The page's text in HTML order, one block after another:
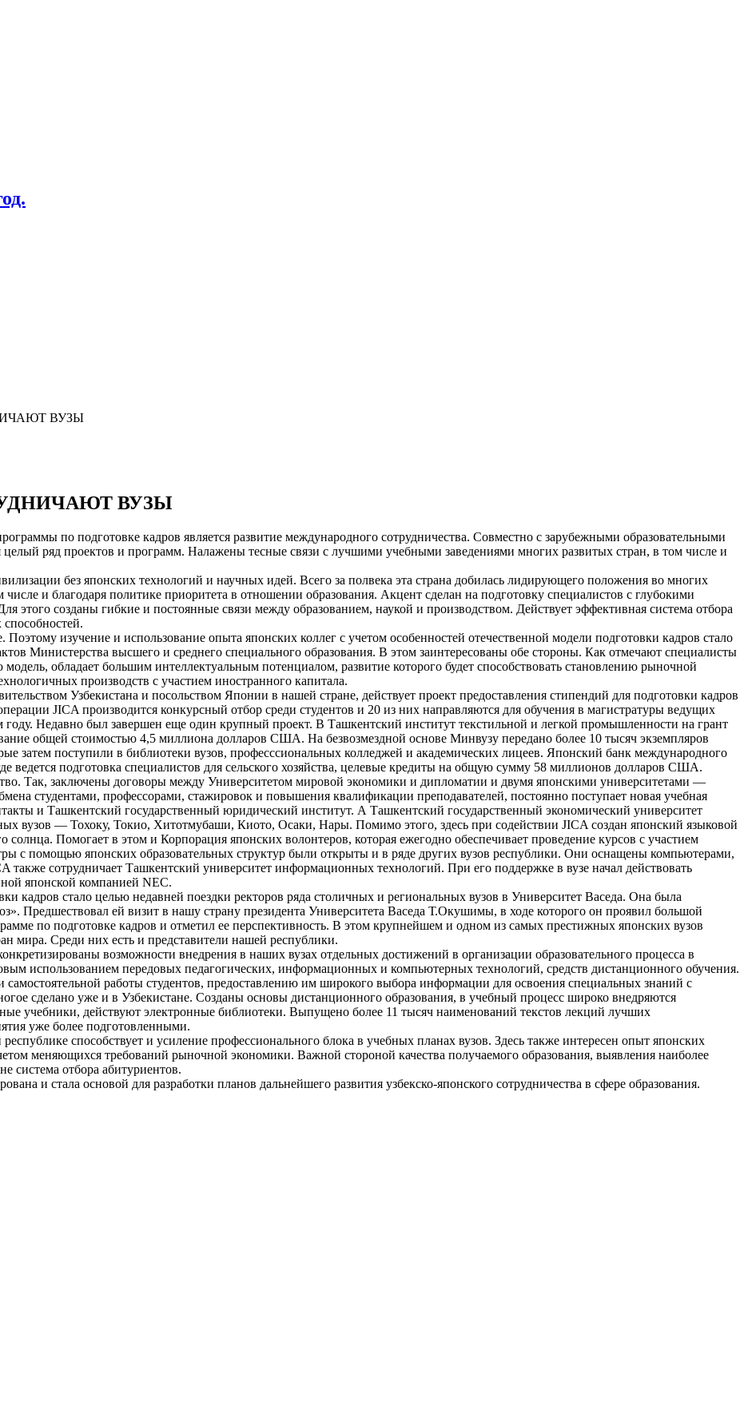
ВУЗЫ
ВУЗЫ
по подготовке кадров является развитие международного сотрудничества. Совместно с зарубежными образовательными
ряд проектов и программ. Налажены тесные связи с лучшими учебными заведениями многих развитых стран, в том числе и
без японских технологий и научных идей. Всего за полвека эта страна добилась лидирующего положения во многих
и благодаря политике приоритета в отношении образования. Акцент сделан на подготовку специалистов с глубокими
этого созданы гибкие и постоянные связи между образованием, наукой и производством. Действует эффективная система отбора
изучение и использование опыта японских коллег с учетом особенностей отечественной модели подготовки кадров стало
Министерства высшего и среднего специального образования. В этом заинтересованы обе стороны. Как отмечают специалисты
обладает большим интеллектуальным потенциалом, развитие которого будет способствовать становлению рыночной
производств с участием иностранного капитала.
Узбекистана и посольством Японии в нашей стране, действует проект предоставления стипендий для подготовки кадров
JICA производится конкурсный отбор среди студентов и 20 из них направляются для обучения в магистратуры ведущих
Недавно был завершен еще один крупный проект. В Ташкентский институт текстильной и легкой промышленности на грант
общей стоимостью 4,5 миллиона долларов США. На безвозмездной основе Минвузу передано более 10 тысяч экземпляров
затем поступили в библиотеки вузов, професссиональных колледжей и академических лицеев. Японский банк международного
ведется подготовка специалистов для сельского хозяйства, целевые кредиты на общую сумму 58 миллионов долларов США.
Так, заключены договоры между Университетом мировой экономики и дипломатии и двумя японскими университетами —
студентами, профессорами, стажировок и повышения квалификации преподавателей, постоянно поступает новая учебная
и Ташкентский государственный юридический институт. А Ташкентский государственный экономический университет
вузов — Тохоку, Токио, Хитотмубаши, Киото, Осаки, Нары. Помимо этого, здесь при содействии JICA создан японский языковой
солнца. Помогает в этом и Корпорация японских волонтеров, которая ежегодно обеспечивает проведение курсов с участием
с помощью японских образовательных структур были открыты и в ряде других вузов республики. Они оснащены компьютерами,
сотрудничает Ташкентский университет информационных технологий. При его поддержке в вузе начал действовать
японской компанией NEC.
кадров стало целью недавней поездки ректоров ряда столичных и региональных вузов в Университет Васеда. Она была
Предшествовал ей визит в нашу страну президента Университета Васеда Т.Окушимы, в ходе которого он проявил большой
по подготовке кадров и отметил ее перспективность. В этом крупнейшем и одном из самых престижных японских вузов
мира. Среди них есть и представители нашей республики.
возможности внедрения в наших вузах отдельных достижений в организации образовательного процесса в
использованием передовых педагогических, информационных и компьютерных технологий, средств дистанционного обучения.
самостоятельной работы студентов, предоставлению им широкого выбора информации для освоения специальных знаний с
сделано уже и в Узбекистане. Созданы основы дистанционного образования, в учебный процесс широко внедряются
учебники, действуют электронные библиотеки. Выпущено более 11 тысяч наименований текстов лекций лучших
уже более подготовленными.
способствует и усиление профессионального блока в учебных планах вузов. Здесь также интересен опыт японских
меняющихся требований рыночной экономики. Важной стороной качества получаемого образования, выявления наиболее
система отбора абитуриентов.
и стала основой для разработки планов дальнейшего развития узбекско-японского сотрудничества в сфере образования.